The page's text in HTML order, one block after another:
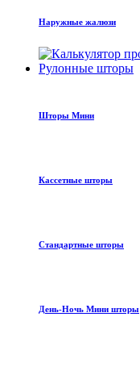
Наружные жалюзи
Рулонные шторы
Шторы Мини
Кассетные шторы
Стандартные шторы
День-Ночь Мини шторы